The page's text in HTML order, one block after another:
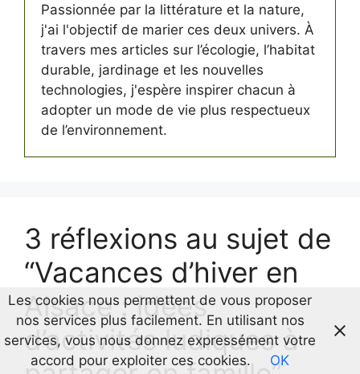
Passionnée par la littérature et la nature,
j'ai l'objectif de marier ces deux univers. À
travers mes articles sur l’écologie, l’habitat
durable, jardinage et les nouvelles
technologies, j'espère inspirer chacun à
adopter un mode de vie plus respectueux
de l’environnement.
3 réflexions au sujet de
“Vacances d’hiver en
Alsace : idées
d’activités ludiques à
Les cookies nous permettent de vous proposer
nos services plus facilement. En utilisant nos
services, vous nous donnez expressément votre
accord pour exploiter ces cookies.
OK